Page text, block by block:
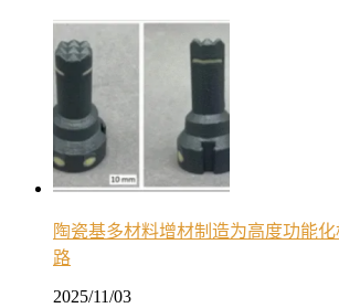
陶瓷基多材料增材制造为高度功能
路
2025/11/03